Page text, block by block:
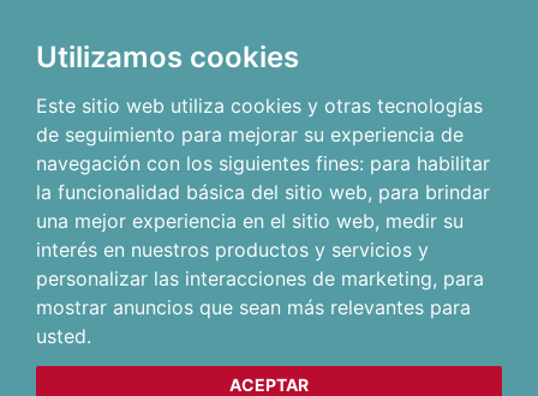
Utilizamos cookies
Este sitio web utiliza cookies y otras tecnologías
de seguimiento para mejorar su experiencia de
navegación con los siguientes fines: para habilitar
la funcionalidad básica del sitio web, para brindar
una mejor experiencia en el sitio web, medir su
interés en nuestros productos y servicios y
personalizar las interacciones de marketing, para
mostrar anuncios que sean más relevantes para
usted.
ACEPTAR